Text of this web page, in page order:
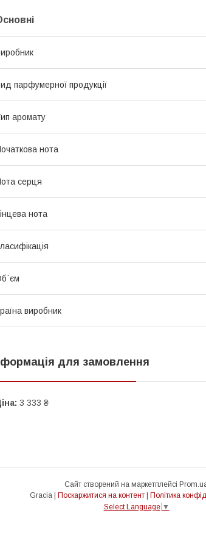
парфумерної продукції
аромату
нота
серця
нота
виробник
для замовлення
3 333 ₴
Сайт створений на маркетплейсі
Gracia | Поскаржитися на контент | Політика
Select Language ▼